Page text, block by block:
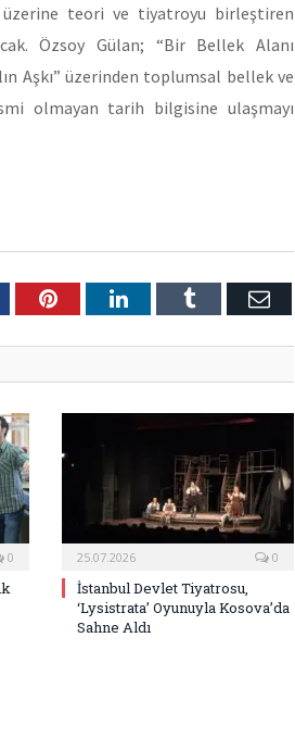
teori ve tiyatroyu birleştiren
Özsoy Gülan; “Bir Bellek Alanı
Aşkı” üzerinden toplumsal bellek ve
olmayan tarih bilgisine ulaşmayı
PinterestLinkedInTumblr E-
0 25.07.2026 0
İstanbul Devlet Tiyatrosu,
‘Lysistrata’ Oyunuyla Kosova’da
Sahne Aldı